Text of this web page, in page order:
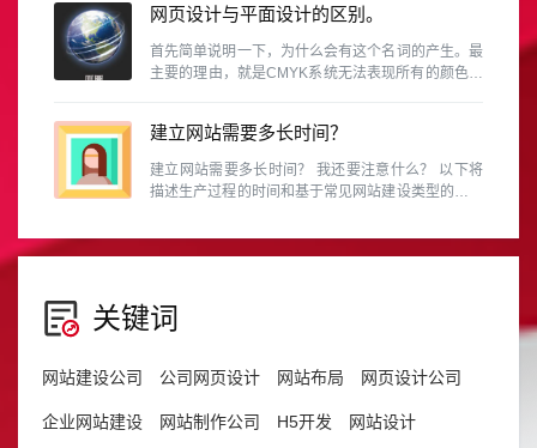
网页设计与平面设计的区别。
首先简单说明一下，为什么会有这个名词的产生。最
主要的理由，就是CMYK系统无法表现所有的颜色。
建立网站需要多长时间？
建立网站需要多长时间？ 我还要注意什么？ 以下将
描述生产过程的时间和基于常见网站建设类型的预防
关键词
网站建设公司 公司网页设计 网站布局 网页设计公司
企业网站建设 网站制作公司 H5开发 网站设计